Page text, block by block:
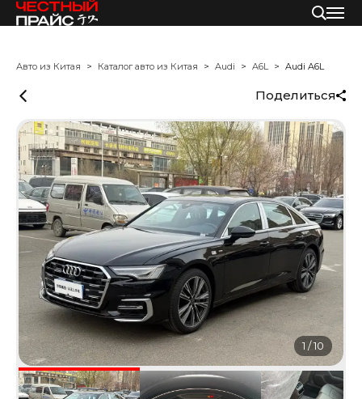
Авто из Китая Каталог авто из Китая Audi A6L Audi A6L
Поделиться
1 /10